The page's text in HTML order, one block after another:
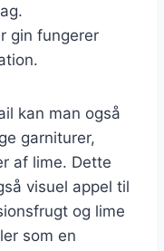
gin fungerer
kan man også
garniturer,
af lime. Dette
visuel appel til
og lime
som en